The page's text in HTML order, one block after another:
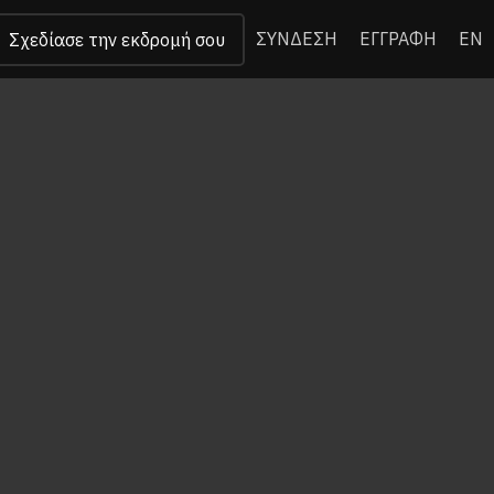
Σχεδίασε την εκδρομή σου ΣΥΝΔΕΣΗ ΕΓΓΡΑΦΗ EN